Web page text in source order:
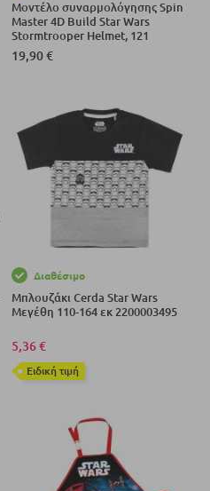
Μοντέλο συναρμολόγησης Spin
Master 4D Build Star Wars
Stormtrooper Helmet, 121
τεμαχίων.
19,90 €
Διαθέσιμο
Μπλουζάκι Cerda Star Wars
Μεγέθη 110-164 εκ 2200003495
5,36 €
Eιδική τιμή